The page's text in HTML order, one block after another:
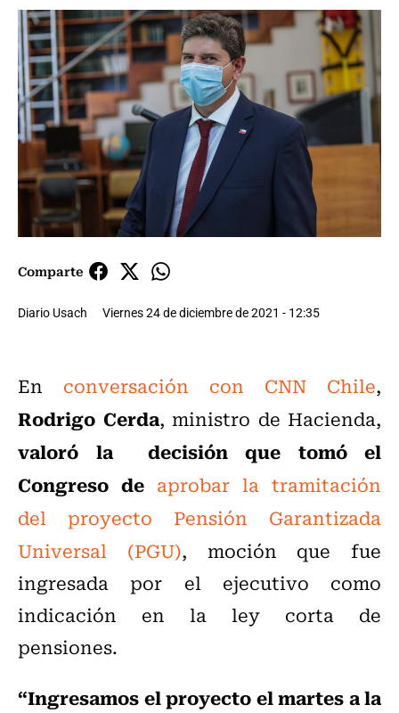
Comparte
Diario Usach Viernes 24 de diciembre de 2021 - 12:35
En conversación con CNN Chile,
Rodrigo Cerda, ministro de Hacienda,
valoró la decisión que tomó el
Congreso de aprobar la tramitación
del proyecto Pensión Garantizada
Universal (PGU), moción que fue
ingresada por el ejecutivo como
indicación en la ley corta de
pensiones.
“Ingresamos el proyecto el martes a la